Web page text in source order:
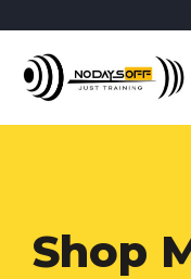
Shop